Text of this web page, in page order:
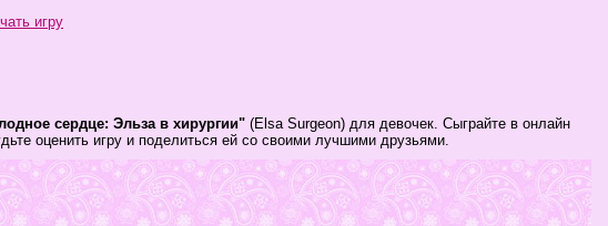
игру
сердце: Эльза в хирургии" (Elsa Surgeon) для девочек. Сыграйте в онлайн
оценить игру и поделиться ей со своими лучшими друзьями.